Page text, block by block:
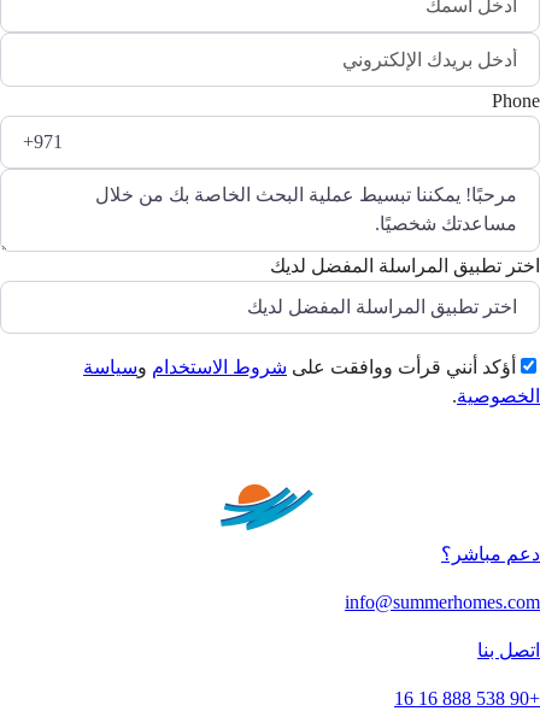
Phone
اختر تطبيق المراسلة المفضل لديك
أؤكد أنني قرأت ووافقت على شروط الاستخدام وسياسة
الخصوصية.
دعم مباشر؟
info@summerhomes.com
اتصل بنا
+90 538 888 16 16